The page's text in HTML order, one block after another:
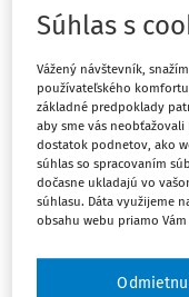
psychiatrickom
Momentálne
ospravedlnenie
školského
vyskúšaná
Nestihneme to.
súlade s platnou
dochádzkou.
Súhlas s
Vážený návštevník,
používateľského
základné predpoklady
aby sme vás
dostatok podnetov, ako
súhlas so spracovaním
dočasne ukladajú vo
súhlasu. Dáta využijeme
obsahu webu priamo